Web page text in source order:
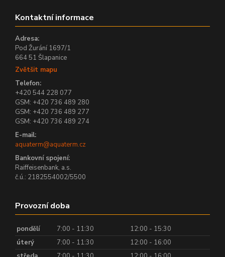
Kontaktní informace
Adresa:
Pod Žurání 1697/1
664 51 Šlapanice
Zvětšit mapu
Telefon:
+420 544 228 077
GSM: +420 736 489 280
GSM: +420 736 489 277
GSM: +420 736 489 274
E-mail:
aquaterm@aquaterm.cz
Bankovní spojení:
Raiffeisenbank, a.s.
č.ú.: 2182554002/5500
Provozní doba
pondělí 7:00 - 11:30
12:00 - 15:30
úterý
7:00 - 11:30
12:00 - 16:00